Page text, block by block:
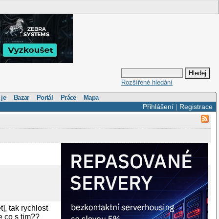
Rozšířené hledání
je Bazar Portál Práce Mapa
Přihlášení| Registrace
tak rychlost
co s tim??